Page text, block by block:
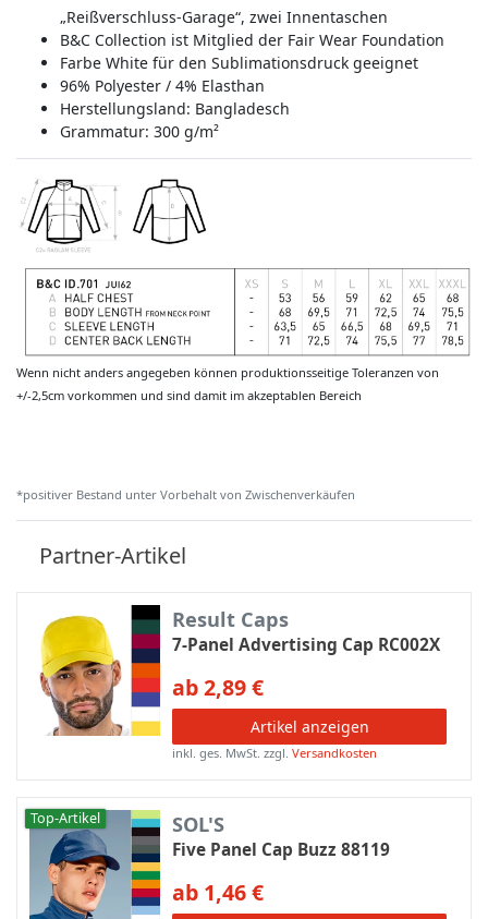
„Reißverschluss-Garage“, zwei Innentaschen
B&C Collection ist Mitglied der Fair Wear Foundation
Farbe White für den Sublimationsdruck geeignet
96% Polyester / 4% Elasthan
Herstellungsland: Bangladesch
Grammatur: 300 g/m²
Wenn nicht anders angegeben können produktionsseitige Toleranzen von
+/-2,5cm vorkommen und sind damit im akzeptablen Bereich
*positiver Bestand unter Vorbehalt von Zwischenverkäufen
Partner-Artikel
Result Caps
7-Panel Advertising Cap RC002X
ab 2,89 €
Artikel anzeigen
inkl. ges. MwSt. zzgl.Versandkosten
Top-Artikel SOL'S
Five Panel Cap Buzz 88119
ab 1,46 €